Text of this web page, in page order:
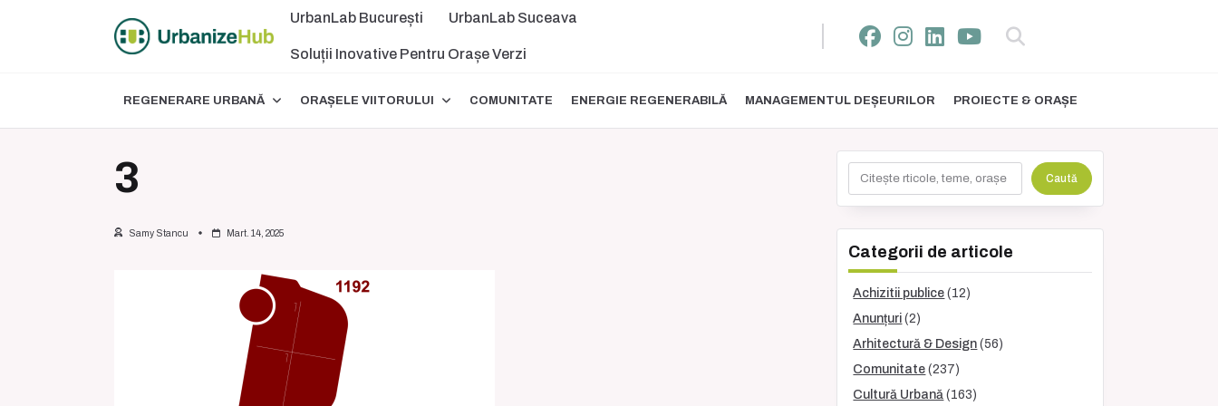
UrbanLab București UrbanLab Suceava
Soluții Inovative Pentru Orașe Verzi
REGENERARE URBANĂ ORAȘELE VIITORULUI COMUNITATE ENERGIE REGENERABILĂ MANAGEMENTUL DEȘEURILOR PROIECTE & ORAȘE
3
Samy Stancu Mart. 14, 2025
Caută
Categorii de articole
Achizitii publice (12)
Anunțuri (2)
Arhitectură & Design (56)
Comunitate (237)
Cultură Urbană (163)